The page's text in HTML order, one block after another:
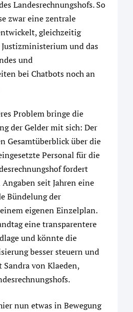
Landesrechnungshofs. So
zwar eine zentrale
gleichzeitig
und das
und
bei Chatbots noch an
Problem bringe die
der Gelder mit sich: Der
Gesamtüberblick über die
Personal für die
fordert
seit Jahren eine
Bündelung der
eigenen Einzelplan.
eine transparentere
und könnte die
besser steuern und
von Klaeden,
nun etwas in Bewegung